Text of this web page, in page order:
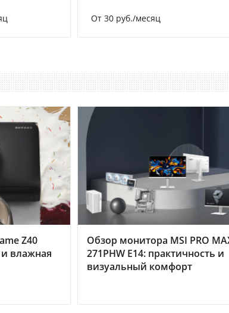
От 30 руб./месяц
Z40
и влажная
Обзор монитора MSI PRO
271PHW E14: практичность и
визуальный комфорт